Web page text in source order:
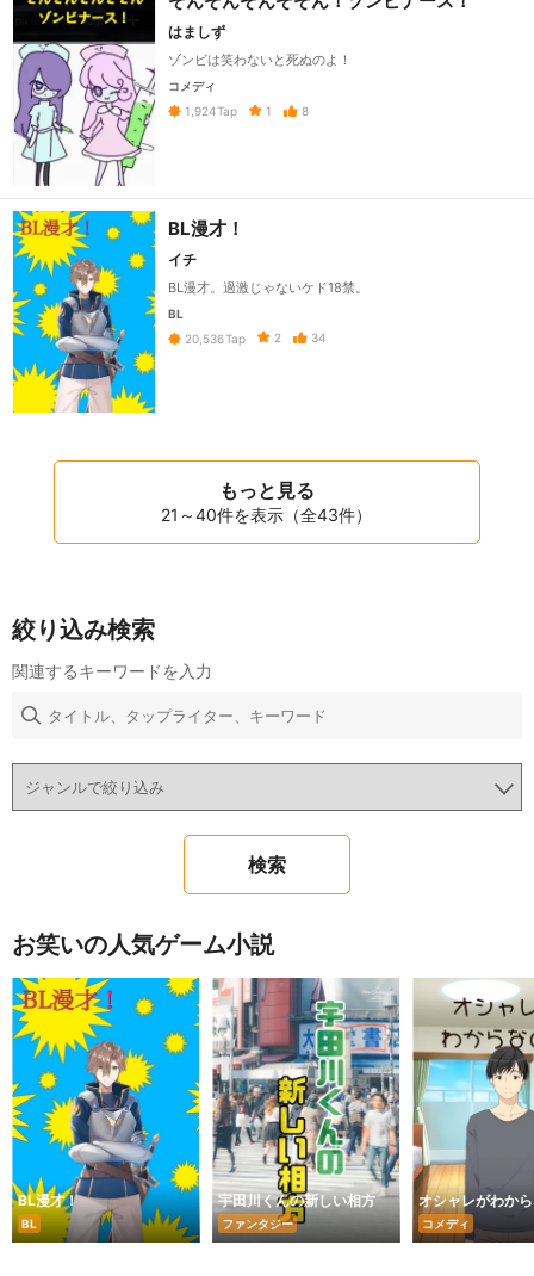
はましず
ゾンビは笑わないと死ぬのよ！
コメディ
1,924Tap 1 8
BL漫才！
イチ
BL漫才。過激じゃないケド18禁。
BL
20,536Tap 2 34
もっと見る
21～40件を表示（全43件）
絞り込み検索
関連するキーワードを入力
お笑いの人気ゲーム小説
BL漫才！
BL
宇田川くんの新しい相方
ファンタジー
オシャレがわか
コメディ